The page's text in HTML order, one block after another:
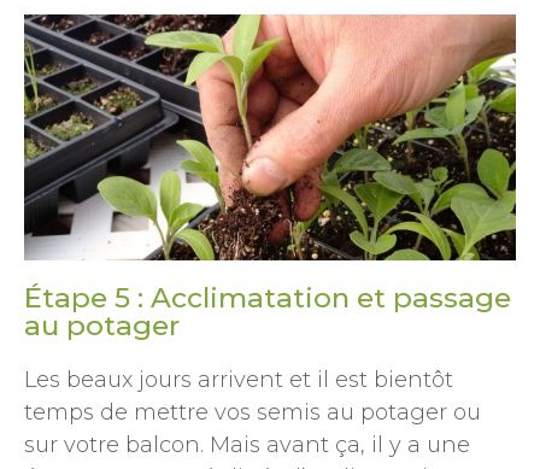
Étape 5 : Acclimatation et passage
au potager
Les beaux jours arrivent et il est bientôt
temps de mettre vos semis au potager ou
sur votre balcon. Mais avant ça, il y a une